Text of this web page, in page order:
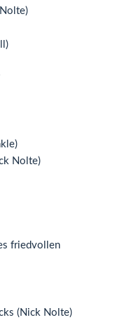
Nolte)
friedvollen
(Nick Nolte)